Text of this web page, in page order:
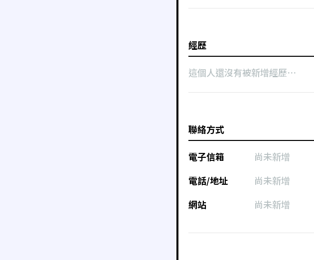
經歷
這個人還沒有被新增經歷⋯
聯絡方式
電子信箱
尚未新增
電話/地址
尚未新增
網站
尚未新增